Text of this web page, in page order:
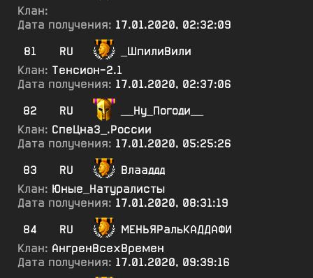
Клан:
Дата получения: 17.01.2020, 02:32:09
81
RU
_ШпилиВили
Клан: Тенсион-2.1
Дата получения: 17.01.2020, 02:37:06
82
RU
__Ну_Погоди__
Клан: СпеЦнаЗ_.России
Дата получения: 17.01.2020, 05:25:26
83
RU
Влааддд
Клан: Юные_Натуралисты
Дата получения: 17.01.2020, 08:31:19
84
RU
МЕНЬЯРальКАДДАФИ
Клан: АнгренВсехВремен
Дата получения: 17.01.2020, 09:39:16